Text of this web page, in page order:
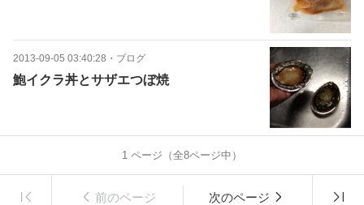
2013-09-05 03:40:28 ・ ブログ
鮑イクラ丼とサザエつぼ焼
1 ページ（全8ページ中）
前のページ 次のページ